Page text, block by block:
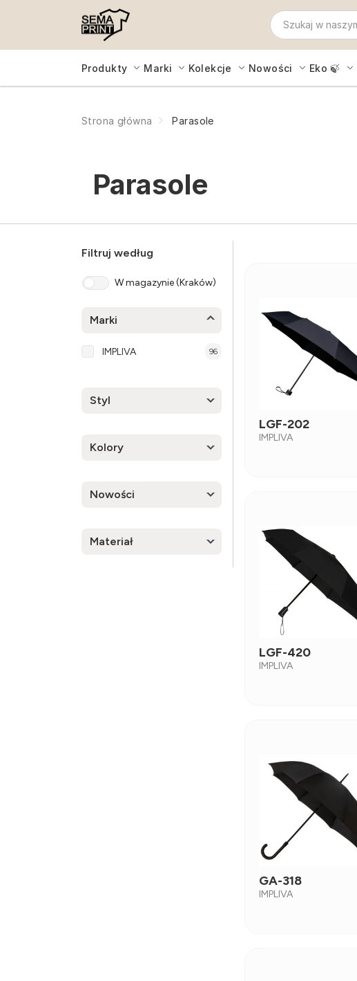
Produkty Marki Kolekcje Nowości Eko 🍃
Strona główna Parasole
Parasole
Filtruj według
W magazynie (Kraków)
Marki
IMPLIVA 96
Styl
Kolory
Nowości
Materiał
LGF-202
IMPLIVA
LGF-420
IMPLIVA
GA-318
IMPLIVA